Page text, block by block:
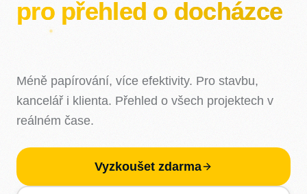
Méně papírování, více efektivity. Pro stavbu,
kancelář i klienta. Přehled o všech projektech v
reálném čase.
Vyzkoušet zdarma